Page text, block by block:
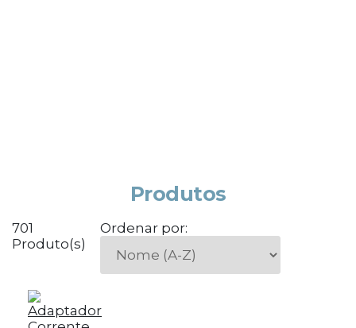
Produtos
701
Produto(s)
Ordenar por: